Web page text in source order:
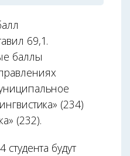
69,1.
баллы
(234)
(232).
студента будут